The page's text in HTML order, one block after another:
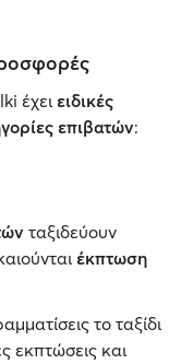
έχει ειδικές
επιβατών:
ταξιδεύουν
έκπτωση
το ταξίδι
εκπτώσεις και